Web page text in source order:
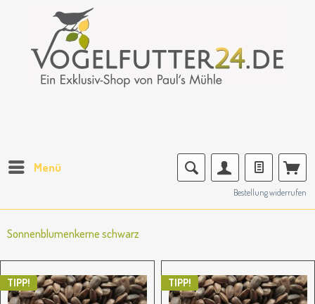
Menü
Bestellung widerrufen
Sonnenblumenkerne schwarz
TIPP! TIPP!